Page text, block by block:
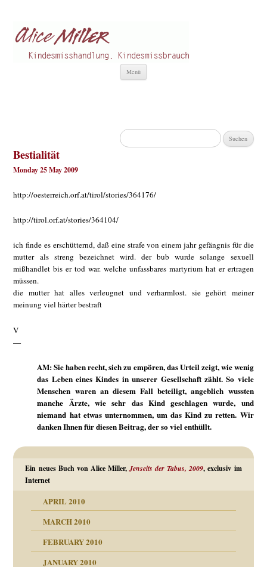
Menü
Suchen
nach:
Bestialität
Monday 25 May 2009
http://oesterreich.orf.at/tirol/stories/364176/
http://tirol.orf.at/stories/364104/
ich finde es erschütternd, daß eine strafe von einem jahr gefängnis für die
mutter als streng bezeichnet wird. der bub wurde solange sexuell
mißhandlet bis er tod war. welche unfassbares martyrium hat er ertragen
müssen.
die mutter hat alles verleugnet und verharmlost. sie gehört meiner
meinung viel härter bestraft
V
—
AM: Sie haben recht, sich zu empören, das Urteil zeigt, wie wenig
das Leben eines Kindes in unserer Gesellschaft zählt. So viele
Menschen waren an diesem Fall beteiligt, angeblich wussten
manche Ärzte, wie sehr das Kind geschlagen wurde, und
niemand hat etwas unternommen, um das Kind zu retten. Wir
danken Ihnen für diesen Beitrag, der so viel enthüllt.
Ein neues Buch von Alice Miller,Jenseits der Tabus, 2009, exclusiv im
Internet
APRIL 2010
MARCH 2010
FEBRUARY 2010
JANUARY 2010